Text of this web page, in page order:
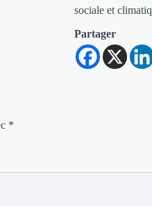
sociale et
Partager
*